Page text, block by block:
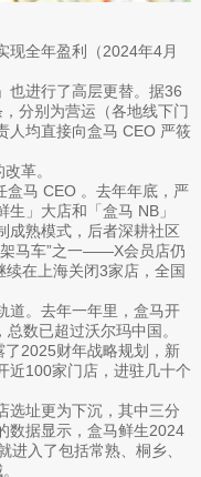
现全年盈利（2024年4月
也进行了高层更替。据36
分别为营运（各地线下门
人均直接向盒马 CEO 严筱
革。
盒马 CEO 。去年年底，严
」大店和「盒马 NB」
成熟模式，后者深耕社区
马车”之一——X会员店仍
在上海关闭3家店，全国
道。去年一年里，盒马开
数已超过沃尔玛中国。
2025财年战略规划，新
近100家门店，进驻几十个
选址更为下沉，其中三分
数据显示，盒马鲜生2024
入了包括常熟、桐乡、